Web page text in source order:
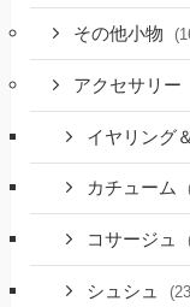
その他小物
アクセサリー
イヤリング
カチューム
コサージュ
シュシュ